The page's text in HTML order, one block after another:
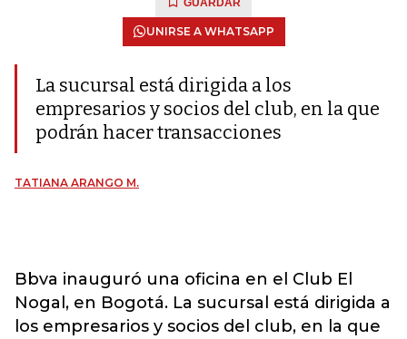
GUARDAR
UNIRSE A WHATSAPP
La sucursal está dirigida a los
empresarios y socios del club, en la que
podrán hacer transacciones
TATIANA ARANGO M.
Bbva inauguró una oficina en el Club El
Nogal, en Bogotá. La sucursal está dirigida a
los empresarios y socios del club, en la que